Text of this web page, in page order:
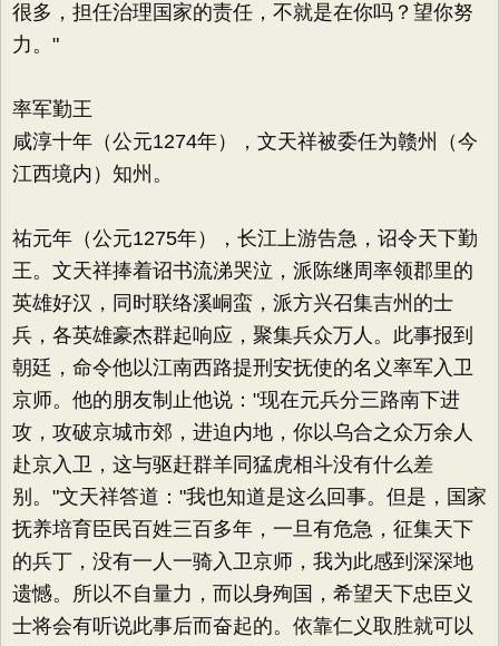
很多，担任治理国家的责任，不就是在你吗？望你努
力。"
率军勤王
咸淳十年（公元1274年），文天祥被委任为赣州（今
江西境内）知州。
祐元年（公元1275年），长江上游告急，诏令天下勤
王。文天祥捧着诏书流涕哭泣，派陈继周率领郡里的
英雄好汉，同时联络溪峒蛮，派方兴召集吉州的士
兵，各英雄豪杰群起响应，聚集兵众万人。此事报到
朝廷，命令他以江南西路提刑安抚使的名义率军入卫
京师。他的朋友制止他说："现在元兵分三路南下进
攻，攻破京城市郊，进迫内地，你以乌合之众万余人
赴京入卫，这与驱赶群羊同猛虎相斗没有什么差
别。"文天祥答道："我也知道是这么回事。但是，国家
抚养培育臣民百姓三百多年，一旦有危急，征集天下
的兵丁，没有一人一骑入卫京师，我为此感到深深地
遗憾。所以不自量力，而以身殉国，希望天下忠臣义
士将会有听说此事后而奋起的。依靠仁义取胜就可以